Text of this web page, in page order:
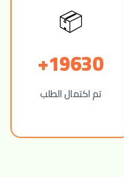
📦
19630+
تم اكتمال الطلب